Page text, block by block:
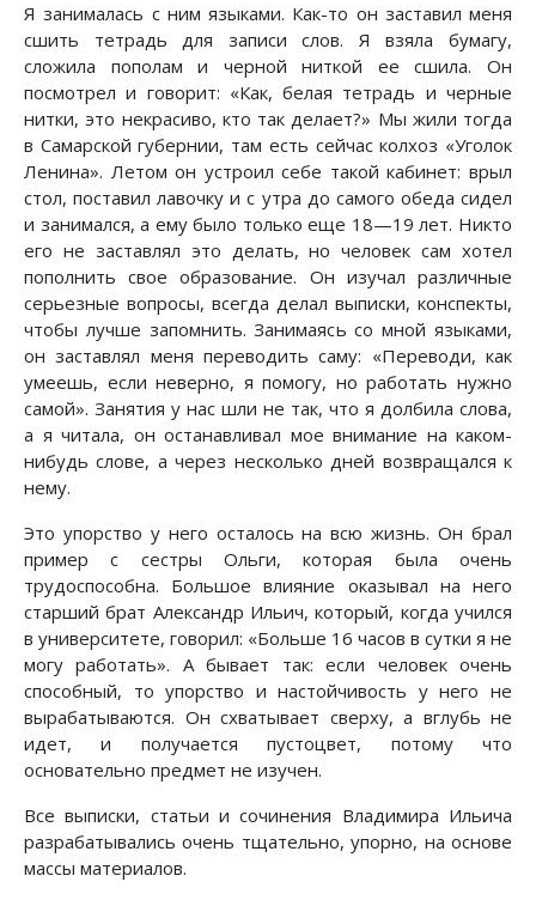
Я занималась с ним языками. Как-то он заставил меня
сшить тетрадь для записи слов. Я взяла бумагу,
сложила пополам и черной ниткой ее сшила. Он
посмотрел и говорит: «Как, белая тетрадь и черные
нитки, это некрасиво, кто так делает?» Мы жили тогда
в Самарской губернии, там есть сейчас колхоз «Уголок
Ленина». Летом он устроил себе такой кабинет: врыл
стол, поставил лавочку и с утра до самого обеда сидел
и занимался, а ему было только еще 18—19 лет. Никто
его не заставлял это делать, но человек сам хотел
пополнить свое образование. Он изучал различные
серьезные вопросы, всегда делал выписки, конспекты,
чтобы лучше запомнить. Занимаясь со мной языками,
он заставлял меня переводить саму: «Переводи, как
умеешь, если неверно, я помогу, но работать нужно
самой». Занятия у нас шли не так, что я долбила слова,
а я читала, он останавливал мое внимание на каком-
нибудь слове, а через несколько дней возвращался к
нему.
Это упорство у него осталось на всю жизнь. Он брал
пример с сестры Ольги, которая была очень
трудоспособна. Большое влияние оказывал на него
старший брат Александр Ильич, который, когда учился
в университете, говорил: «Больше 16 часов в сутки я не
могу работать». А бывает так: если человек очень
способный, то упорство и настойчивость у него не
вырабатываются. Он схватывает сверху, а вглубь не
идет, и получается пустоцвет, потому что
основательно предмет не изучен.
Все выписки, статьи и сочинения Владимира Ильича
разрабатывались очень тщательно, упорно, на основе
массы материалов.